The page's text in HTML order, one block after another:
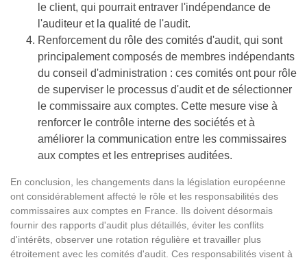
le client, qui pourrait entraver l'indépendance de
l'auditeur et la qualité de l'audit.
Renforcement du rôle des comités d'audit, qui sont
principalement composés de membres indépendants
du conseil d'administration : ces comités ont pour rôle
de superviser le processus d'audit et de sélectionner
le commissaire aux comptes. Cette mesure vise à
renforcer le contrôle interne des sociétés et à
améliorer la communication entre les commissaires
aux comptes et les entreprises auditées.
En conclusion, les changements dans la législation européenne
ont considérablement affecté le rôle et les responsabilités des
commissaires aux comptes en France. Ils doivent désormais
fournir des rapports d'audit plus détaillés, éviter les conflits
d'intérêts, observer une rotation régulière et travailler plus
étroitement avec les comités d'audit. Ces responsabilités visent à